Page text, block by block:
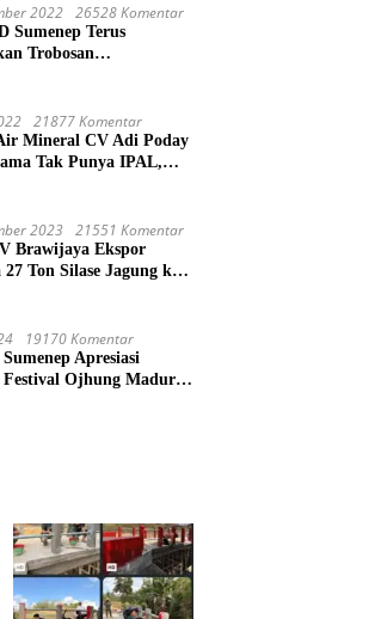
2022 26528 Komentar
Sumenep Terus
Trobosan
21877 Komentar
Mineral CV Adi Poday
Tak Punya IPAL,
2023 21551 Komentar
Brawijaya Ekspor
27 Ton Silase Jagung ke
19170 Komentar
Apresiasi
Festival Ojhung Madura